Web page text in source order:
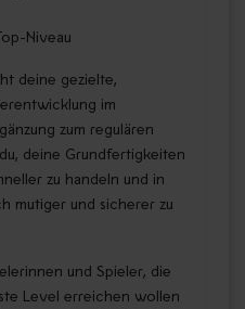
Niveau
deine gezielte,
im
zum regulären
deine Grundfertigkeiten
zu handeln und in
mutiger und sicherer zu
und Spieler, die
Level erreichen wollen